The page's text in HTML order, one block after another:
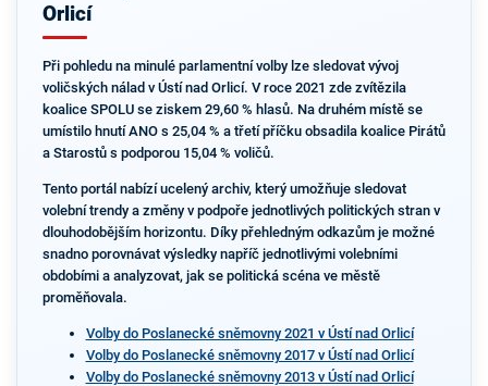
Orlicí
Při pohledu na minulé parlamentní volby lze sledovat vývoj
voličských nálad v Ústí nad Orlicí. V roce 2021 zde zvítězila
koalice SPOLU se ziskem 29,60 % hlasů. Na druhém místě se
umístilo hnutí ANO s 25,04 % a třetí příčku obsadila koalice Pirátů
a Starostů s podporou 15,04 % voličů.
Tento portál nabízí ucelený archiv, který umožňuje sledovat
volební trendy a změny v podpoře jednotlivých politických stran v
dlouhodobějším horizontu. Díky přehledným odkazům je možné
snadno porovnávat výsledky napříč jednotlivými volebními
obdobími a analyzovat, jak se politická scéna ve městě
proměňovala.
Volby do Poslanecké sněmovny 2021 v Ústí nad Orlicí
Volby do Poslanecké sněmovny 2017 v Ústí nad Orlicí
Volby do Poslanecké sněmovny 2013 v Ústí nad Orlicí